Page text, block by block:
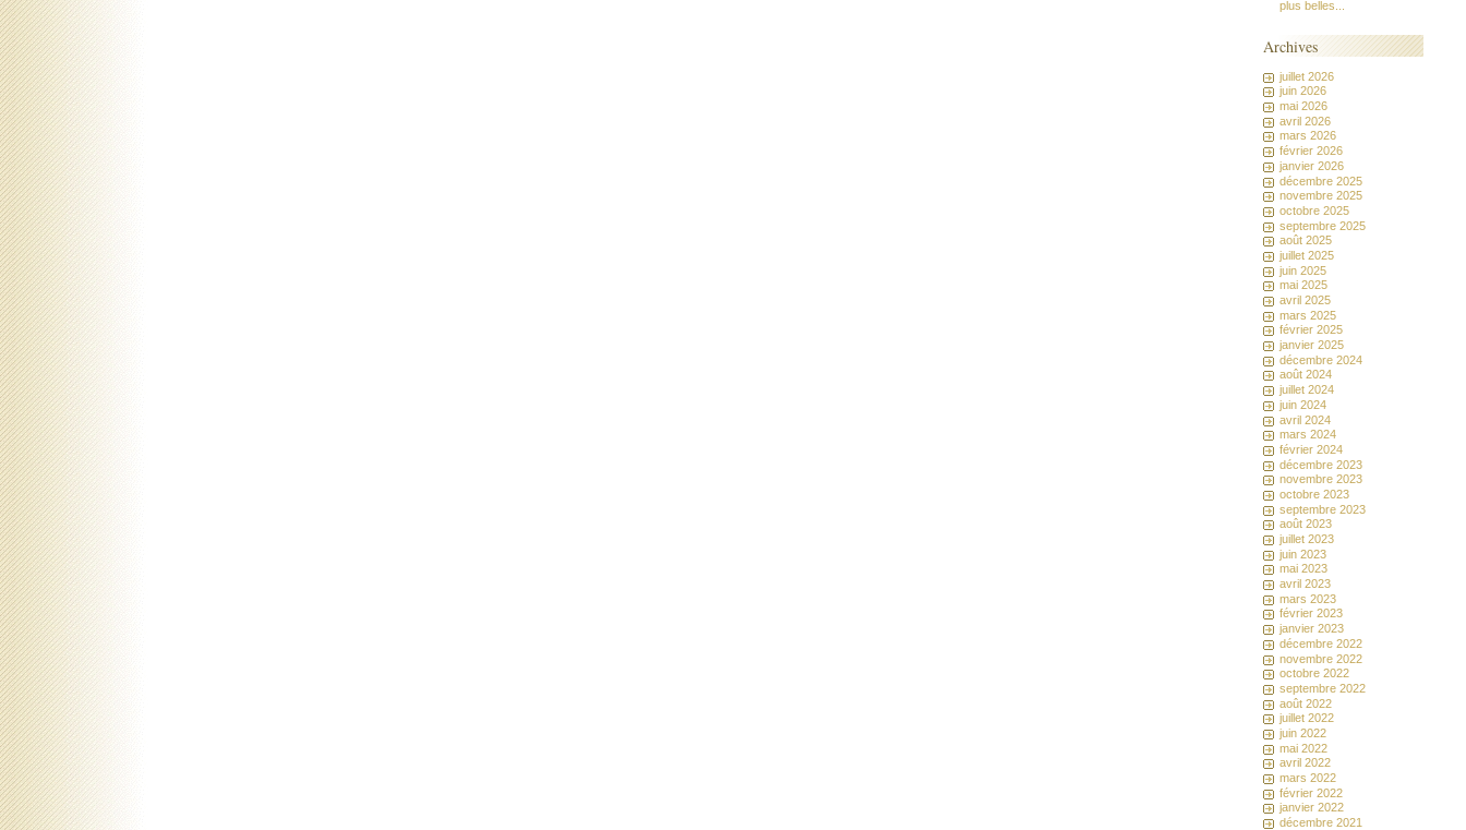
plus belles...
Archives
juillet 2026
juin 2026
mai 2026
avril 2026
mars 2026
février 2026
janvier 2026
décembre 2025
novembre 2025
octobre 2025
septembre 2025
août 2025
juillet 2025
juin 2025
mai 2025
avril 2025
mars 2025
février 2025
janvier 2025
décembre 2024
août 2024
juillet 2024
juin 2024
avril 2024
mars 2024
février 2024
décembre 2023
novembre 2023
octobre 2023
septembre 2023
août 2023
juillet 2023
juin 2023
mai 2023
avril 2023
mars 2023
février 2023
janvier 2023
décembre 2022
novembre 2022
octobre 2022
septembre 2022
août 2022
juillet 2022
juin 2022
mai 2022
avril 2022
mars 2022
février 2022
janvier 2022
décembre 2021